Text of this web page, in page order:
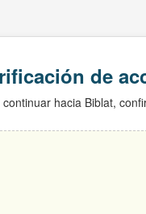
de
continuar hacia Biblat,